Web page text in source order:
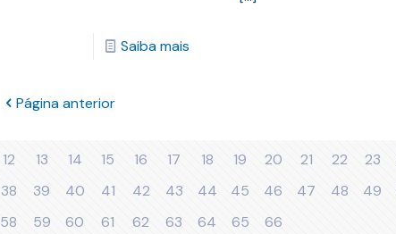
Saiba mais
Página anterior
12 13 14 15 16 17 18 19 20 21 22 23
38 39 40 41 42 43 44 45 46 47 48 49
58 59 60 61 62 63 64 65 66